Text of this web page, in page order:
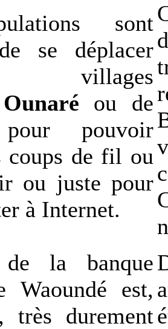
sont
se déplacer
villages
ou de
pour pouvoir
coups de fil ou
ou juste pour
à Internet.
de la banque
Waoundé est,
très durement